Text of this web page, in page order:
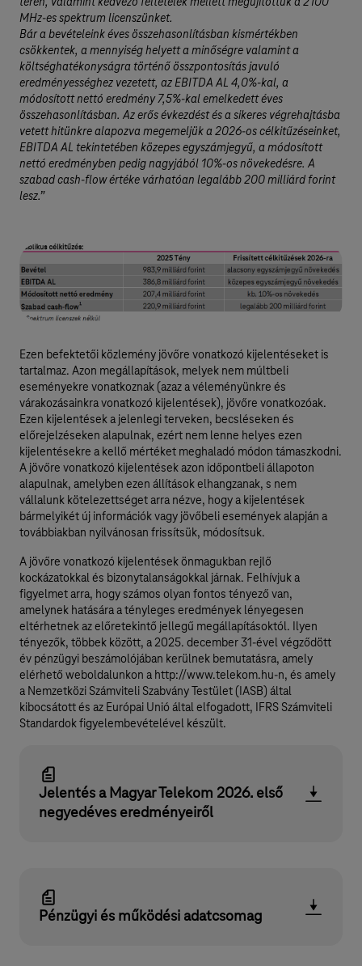
MHz-es spektrum licenszünket.
Bár a bevételeink éves összehasonlításban kismértékben
csökkentek, a mennyiség helyett a minőségre valamint a
költséghatékonyságra történő összpontosítás javuló
eredményességhez vezetett, az EBITDA AL 4,0%-kal, a
módosított nettó eredmény 7,5%-kal emelkedett éves
összehasonlításban. Az erős évkezdést és a sikeres végrehajtásba
vetett hitünkre alapozva megemeljük a 2026-os célkitűzéseinket,
EBITDA AL tekintetében közepes egyszámjegyű, a módosított
nettó eredményben pedig nagyjából 10%-os növekedésre. A
szabad cash-flow értéke várhatóan legalább 200 milliárd forint
lesz.”
Ezen befektetői közlemény jövőre vonatkozó kijelentéseket is
tartalmaz. Azon megállapítások, melyek nem múltbeli
eseményekre vonatkoznak (azaz a véleményünkre és
várakozásainkra vonatkozó kijelentések), jövőre vonatkozóak.
Ezen kijelentések a jelenlegi terveken, becsléseken és
előrejelzéseken alapulnak, ezért nem lenne helyes ezen
kijelentésekre a kellő mértéket meghaladó módon támaszkodni.
A jövőre vonatkozó kijelentések azon időpontbeli állapoton
alapulnak, amelyben ezen állítások elhangzanak, s nem
vállalunk kötelezettséget arra nézve, hogy a kijelentések
bármelyikét új információk vagy jövőbeli események alapján a
továbbiakban nyilvánosan frissítsük, módosítsuk.
A jövőre vonatkozó kijelentések önmagukban rejlő
kockázatokkal és bizonytalanságokkal járnak. Felhívjuk a
figyelmet arra, hogy számos olyan fontos tényező van,
amelynek hatására a tényleges eredmények lényegesen
eltérhetnek az előretekintő jellegű megállapításoktól. Ilyen
tényezők, többek között, a 2025. december 31-ével végződött
év pénzügyi beszámolójában kerülnek bemutatásra, amely
elérhető weboldalunkon a http://www.telekom.hu-n, és amely
a Nemzetközi Számviteli Szabvány Testület (IASB) által
kibocsátott és az Európai Unió által elfogadott, IFRS Számviteli
Standardok figyelembevételével készült.
Jelentés a Magyar Telekom 2026. első
negyedéves eredményeiről
Pénzügyi és működési adatcsomag